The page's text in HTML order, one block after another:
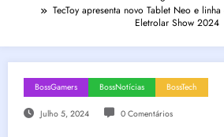
TecToy apresenta novo Tablet Neo e
Eletrolar Show 2024
BossGamers BossNotícias BossTech
Julho 5, 2024 0 Comentários